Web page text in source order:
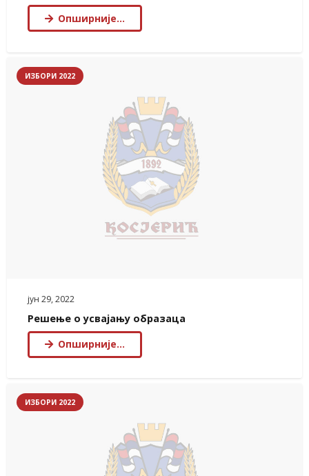
Опширније…
ИЗБОРИ 2022
јун 29, 2022
Решење о усвајању образаца
Опширније…
ИЗБОРИ 2022